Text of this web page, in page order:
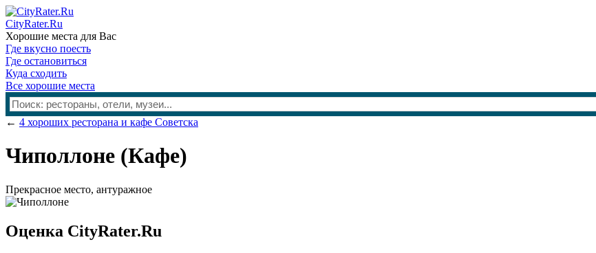
CityRater.Ru
Хорошие места для Вас
Где вкусно поесть
Где остановиться
Куда сходить
Все хорошие места
← 4 хороших ресторана и кафе Советска
Чиполлоне (Кафе)
Прекрасное место, антуражное
Оценка CityRater.Ru